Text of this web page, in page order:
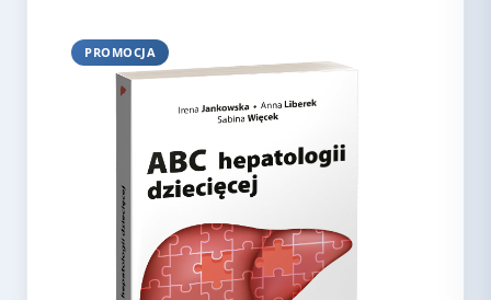
PROMOCJA